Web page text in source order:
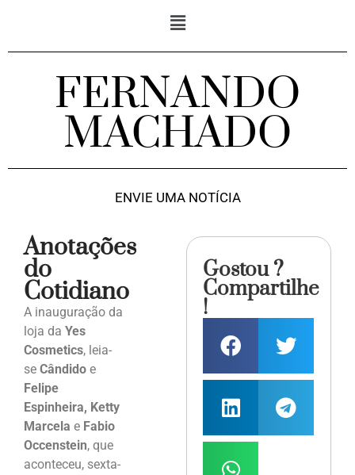
FERNANDO
MACHADO
ENVIE UMA NOTÍCIA
Anotações
do
Cotidiano
A inauguração da
loja da Yes
Cosmetics, leia-
se Cândido e
Felipe
Espinheira, Ketty
Marcela e Fabio
Occenstein, que
aconteceu, sexta-
Gostou ?
Compartilhe
!